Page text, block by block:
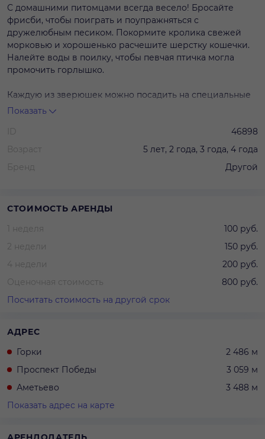
С домашними питомцами всегда весело! Бросайте
фрисби, чтобы поиграть и поупражняться с
дружелюбным песиком. Покормите кролика свежей
морковью и хорошенько расчешите шерстку кошечки.
Налейте воды в поилку, чтобы певчая птичка могла
промочить горлышко.
Каждую из зверюшек можно посадить на специальные
подставки.
лучше посадить на цветок.
В комплекте:
4 минифигурки (кролик, кот, собака и птица).
Всего 15 деталей.
Показать
ID
46898
Возраст
5 лет, 2 года, 3 года, 4 года
Бренд
Другой
СТОИМОСТЬ АРЕНДЫ
1 неделя
100 руб.
2 недели
150 руб.
4 недели
200 руб.
Оценочная стоимость
800 руб.
Посчитать стоимость на другой срок
АДРЕС
Горки
2 486 м
Проспект Победы
3 059 м
Аметьево
3 488 м
Показать адрес на карте